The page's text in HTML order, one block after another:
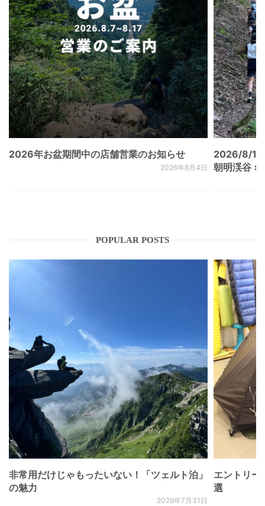
2026年お盆期間中の店舗営業のお知らせ
2026年8月4日
2026/8/
朝明渓谷 ×
POPULAR POSTS
非常用だけじゃもったいない！「ツェルト泊」
の魅力
2026年7月31日
エントリー
選